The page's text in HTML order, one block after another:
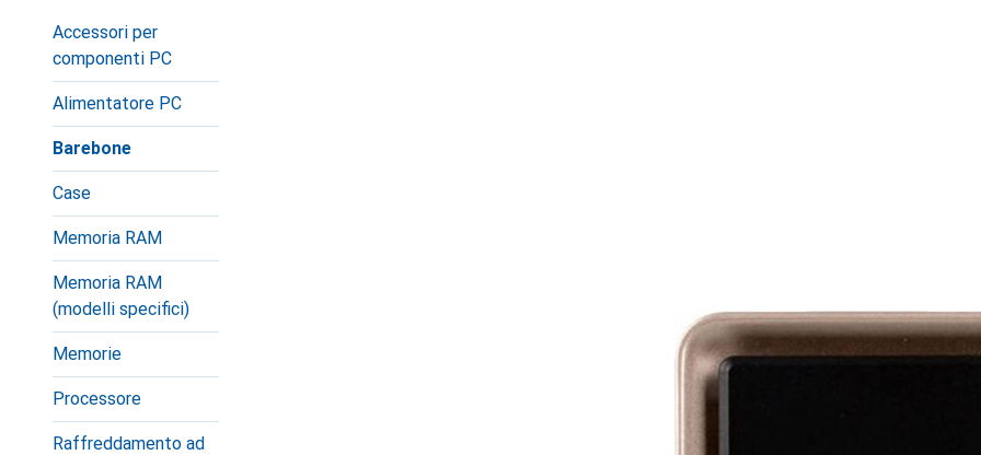
Accessori per
componenti PC
Alimentatore PC
Barebone
Case
Memoria RAM
Memoria RAM
(modelli specifici)
Memorie
Processore
Raffreddamento ad